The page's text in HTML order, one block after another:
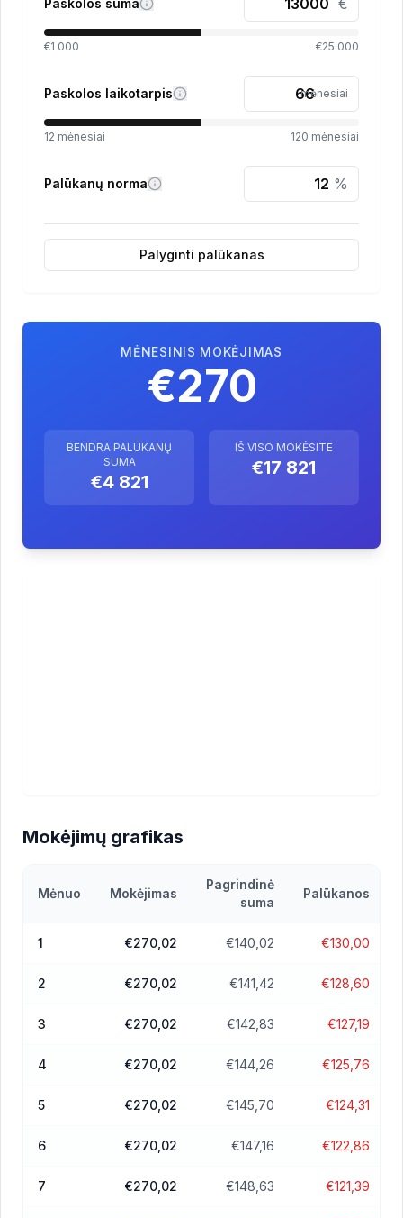
Paskolos suma €
€1 000 €25 000
Paskolos laikotarpis mėnesiai
12 mėnesiai 120 mėnesiai
Palūkanų norma %
Palyginti palūkanas
MĖNESINIS MOKĖJIMAS
€270
BENDRA PALŪKANŲ
SUMA
€4 821
IŠ VISO MOKĖSITE
€17 821
Mokėjimų grafikas
Mėnuo Mokėjimas
Pagrindinė
suma
Palūkanos
1 €270,02 €140,02 €130,00
2 €270,02 €141,42 €128,60
3 €270,02 €142,83 €127,19
4 €270,02 €144,26 €125,76
5 €270,02 €145,70 €124,31
6 €270,02 €147,16 €122,86
7 €270,02 €148,63 €121,39